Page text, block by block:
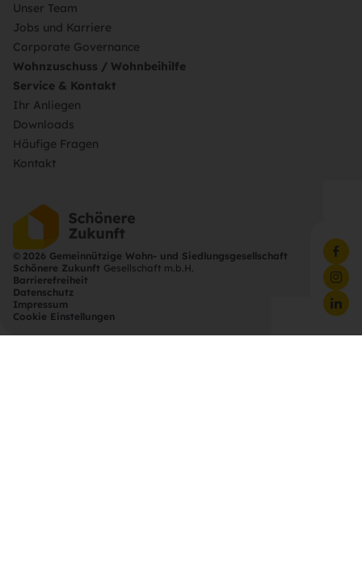
Unser Team
Jobs und Karriere
Corporate Governance
Wohnzuschuss / Wohnbeihilfe
Service & Kontakt
Ihr Anliegen
Downloads
Häufige Fragen
Kontakt
© 2026 Gemeinnützige Wohn- und Siedlungsgesellschaft
Schönere Zukunft Gesellschaft m.b.H.
Barrierefreiheit
Datenschutz
Impressum
Cookie Einstellungen